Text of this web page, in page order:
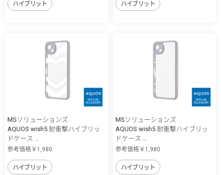
ハイブリット ハイブリット
MSソリューションズ
AQUOS wish5 耐衝撃ハイブリッ
ドケース ...
参考価格￥1,980
ハイブリット
MSソリューションズ
AQUOS wish5 耐衝撃ハイブリッ
ドケース ...
参考価格￥1,980
ハイブリット